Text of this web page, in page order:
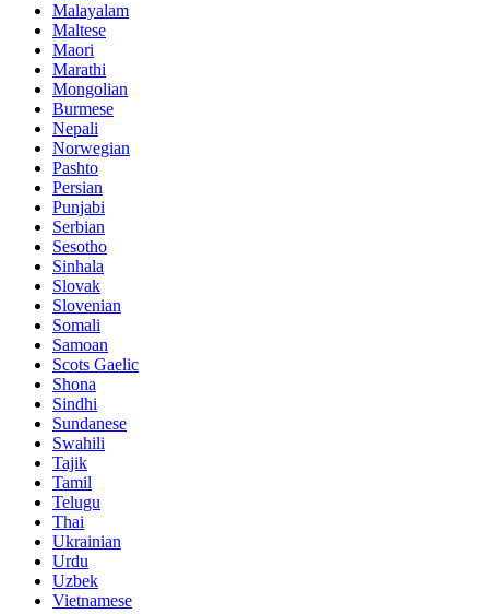
Malayalam
Maltese
Maori
Marathi
Mongolian
Burmese
Nepali
Norwegian
Pashto
Persian
Punjabi
Serbian
Sesotho
Sinhala
Slovak
Slovenian
Somali
Samoan
Scots Gaelic
Shona
Sindhi
Sundanese
Swahili
Tajik
Tamil
Telugu
Thai
Ukrainian
Urdu
Uzbek
Vietnamese